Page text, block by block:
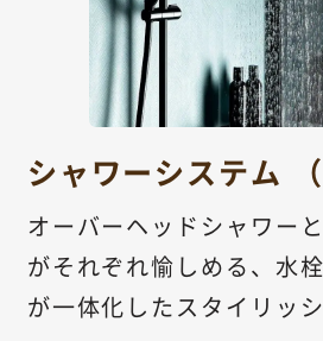
シャワーシステム （
オーバーヘッドシャワー
がそれぞれ愉しめる、水
が一体化したスタイリッ